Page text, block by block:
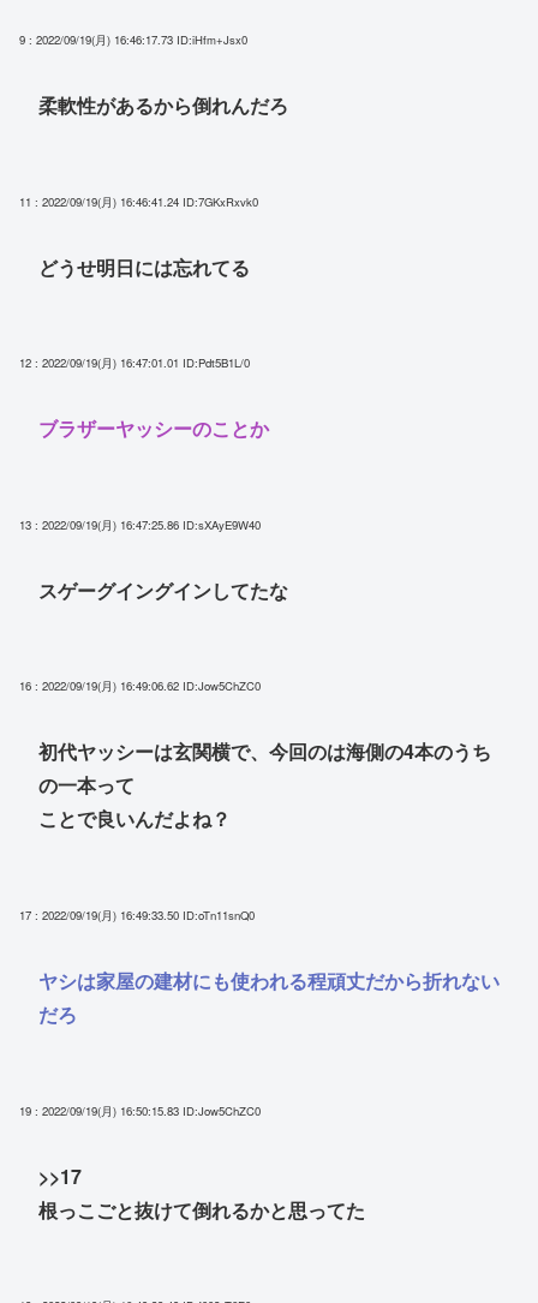
9 : 2022/09/19(月) 16:46:17.73 ID:iHfm+Jsx0
柔軟性があるから倒れんだろ
11 : 2022/09/19(月) 16:46:41.24 ID:7GKxRxvk0
どうせ明日には忘れてる
12 : 2022/09/19(月) 16:47:01.01 ID:Pdt5B1L/0
ブラザーヤッシーのことか
13 : 2022/09/19(月) 16:47:25.86 ID:sXAyE9W40
スゲーグイングインしてたな
16 : 2022/09/19(月) 16:49:06.62 ID:Jow5ChZC0
初代ヤッシーは玄関横で、今回のは海側の4本のうち
の一本って
ことで良いんだよね？
17 : 2022/09/19(月) 16:49:33.50 ID:oTn11snQ0
ヤシは家屋の建材にも使われる程頑丈だから折れない
だろ
19 : 2022/09/19(月) 16:50:15.83 ID:Jow5ChZC0
>>17
根っこごと抜けて倒れるかと思ってた